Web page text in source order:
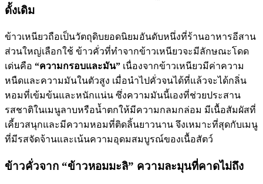
ดั้งเดิม
ข้าวเหนียวถือเป็นวัตถุดิบยอดนิยมอันดับหนึ่งที่ร้านอาหารอีสาน
ส่วนใหญ่เลือกใช้ ข้าวคั่วที่ทำจากข้าวเหนียวจะมีลักษณะโดด
เด่นคือ “ความกรอบและมัน” เนื่องจากข้าวเหนียวมีค่าความ
หนืดและความมันในตัวสูง เมื่อนำไปคั่วจนได้ที่แล้วจะได้กลิ่น
หอมที่เข้มข้นและหนักแน่น ซึ่งความมันนี้เองที่ช่วยประสาน
รสชาติในเมนูลาบหรือน้ำตกให้มีความกลมกล่อม มีเนื้อสัมผัสที่
เคี้ยวสนุกและมีความหอมที่ติดลิ้นยาวนาน จึงเหมาะที่สุดกับเมนู
ที่มีรสจัดจ้านและเน้นความอุดมสมบูรณ์ของเนื้อสัตว์
ข้าวคั่วจาก “ข้าวหอมมะลิ” ความละมุนที่คาดไม่ถึง